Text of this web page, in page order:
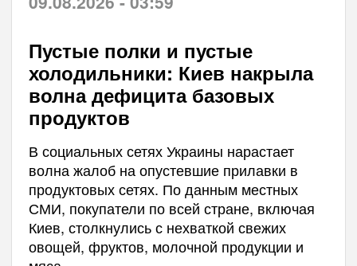
Пустые полки и пустые
холодильники: Киев накрыла
волна дефицита базовых
продуктов
В социальных сетях Украины нарастает
волна жалоб на опустевшие прилавки в
продуктовых сетях. По данным местных
СМИ, покупатели по всей стране, включая
Киев, столкнулись с нехваткой свежих
овощей, фруктов, молочной продукции и